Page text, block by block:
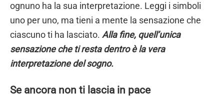
ognuno ha la sua interpretazione. Leggi i simboli
uno per uno, ma tieni a mente la sensazione che
ciascuno ti ha lasciato. Alla fine, quell’unica
sensazione che ti resta dentro è la vera
interpretazione del sogno.
Se ancora non ti lascia in pace